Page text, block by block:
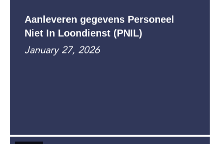
Aanleveren gegevens Personeel
Niet In Loondienst (PNIL)
January 27, 2026